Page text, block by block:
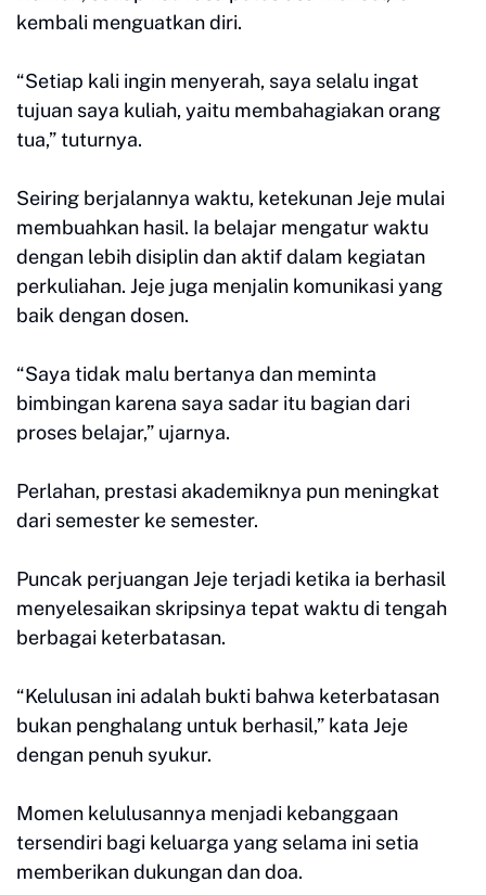
kembali menguatkan diri.
“Setiap kali ingin menyerah, saya selalu ingat
tujuan saya kuliah, yaitu membahagiakan orang
tua,” tuturnya.
Seiring berjalannya waktu, ketekunan Jeje mulai
membuahkan hasil. Ia belajar mengatur waktu
dengan lebih disiplin dan aktif dalam kegiatan
perkuliahan. Jeje juga menjalin komunikasi yang
baik dengan dosen.
“Saya tidak malu bertanya dan meminta
bimbingan karena saya sadar itu bagian dari
proses belajar,” ujarnya.
Perlahan, prestasi akademiknya pun meningkat
dari semester ke semester.
Puncak perjuangan Jeje terjadi ketika ia berhasil
menyelesaikan skripsinya tepat waktu di tengah
berbagai keterbatasan.
“Kelulusan ini adalah bukti bahwa keterbatasan
bukan penghalang untuk berhasil,” kata Jeje
dengan penuh syukur.
Momen kelulusannya menjadi kebanggaan
tersendiri bagi keluarga yang selama ini setia
memberikan dukungan dan doa.